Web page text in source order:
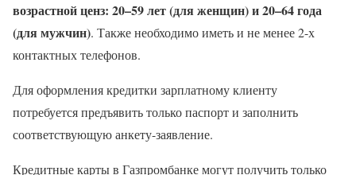
возрастной ценз: 20–59 лет (для женщин) и 20–64 года
(для мужчин). Также необходимо иметь и не менее 2-х
контактных телефонов.
Для оформления кредитки зарплатному клиенту
потребуется предъявить только паспорт и заполнить
соответствующую анкету-заявление.
Кредитные карты в Газпромбанке могут получить только